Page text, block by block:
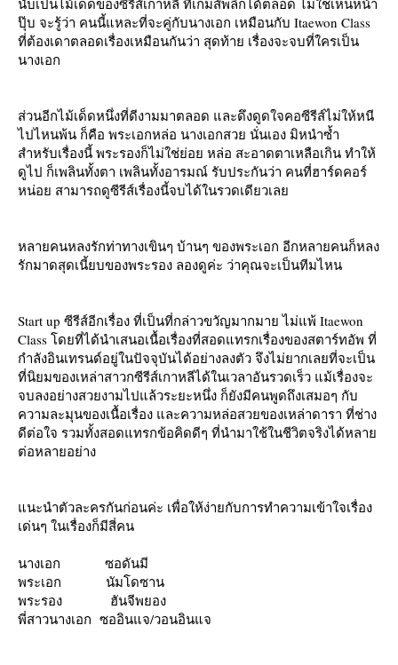
นับเป็นไม้เด็ดของซีรีส์เกาหลี ที่เกมส์พลิกได้ตลอด ไม่ใช่เห็นหน้า
ปุ๊บ จะรู้ว่า คนนี้แหละที่จะคู่กับนางเอก เหมือนกับ Itaewon Class
ที่ต้องเดาตลอดเรื่องเหมือนกันว่า สุดท้าย เรื่องจะจบที่ใครเป็น
นางเอก
ส่วนอีกไม้เด็ดหนึ่งที่ดีงามมาตลอด และดึงดูดใจคอซีรีส์ไม่ให้หนี
ไปไหนพ้น ก็คือ พระเอกหล่อ นางเอกสวย นั่นเอง มิหนำซ้ำ
สำหรับเรื่องนี้ พระรองก็ไม่ใช่ย่อย หล่อ สะอาดตาเหลือเกิน ทำให้
ดูไป ก็เพลินทั้งตา เพลินทั้งอารมณ์ รับประกันว่า คนที่ฮาร์ดคอร์
หน่อย สามารถดูซีรีส์เรื่องนี้จบได้ในรวดเดียวเล
หลายคนหลงรักท่าทางเขินๆ บ้านๆ ของพระเอก อีกหลายคนก็หลง
รักมาดสุดเนี้ยบของพระรอง ลองดูค่ะ ว่าคุณจะเป็นทีมไหน
Start up ซีรีส์อีกเรื่อง ที่เป็นที่กล่าวขวัญมากมาย ไม่แพ้ Itaewon
Class โดยที่ได้นำเสนอเนื้อเรื่องที่สอดแทรกเรื่องของสตาร์ทอัพ ที่
กำลังอินเทรนด์อยู่ในปัจจุบันได้อย่างลงตัว จึงไม่ยากเลยที่จะเป็น
ที่นิยมของเหล่าสาวกซีรีส์เกาหลีได้ในเวลาอันรวดเร็ว แม้เรื่องจะ
จบลงอย่างสวยงามไปแล้วระยะหนึ่ง ก็ยังมีคนพูดถึงเสมอๆ กับ
ความละมุนของเนื้อเรื่อง และความหล่อสวยของเหล่าดารา ที่ช่าง
ดีต่อใจ รวมทั้งสอดแทรกข้อคิดดีๆ ที่นำมาใช้ในชีวิตจริงได้หลา
ต่อหลายอย่าง
นะนำตัวละครกันก่อนค่ะ เพื่อให้ง่ายกับการทำความเข้าใจเรื่อง
เด่นๆ ในเรื่องก็มีสี่คน
นางเอก ซอดันมี
พระเอก นัมโดซาน
พระรอง ฮันจีพยอง
พี่สาวนางเอก ซออินแจ/วอนอินแจ